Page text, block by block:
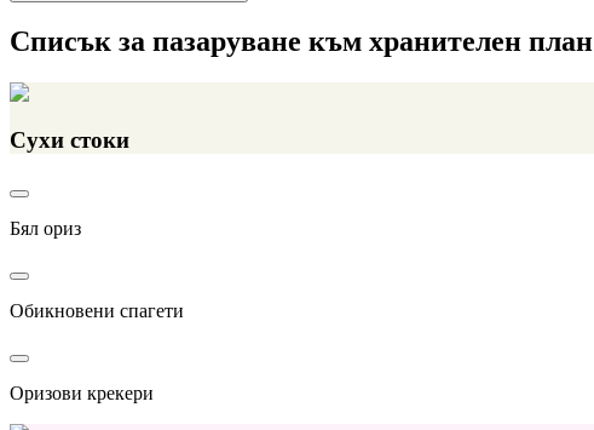
Списък за пазаруване към хранителен план
Сухи стоки
Бял ориз
Обикновени спагети
Оризови крекери